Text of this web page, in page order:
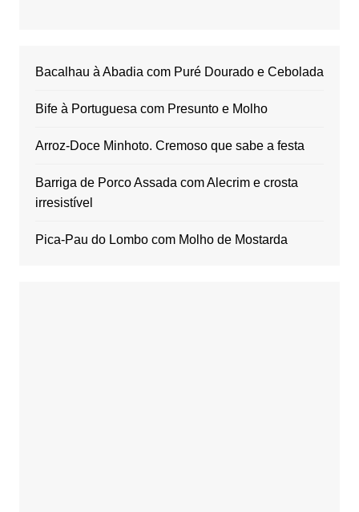
Bacalhau à Abadia com Puré Dourado e Cebolada
Bife à Portuguesa com Presunto e Molho
Arroz-Doce Minhoto. Cremoso que sabe a festa
Barriga de Porco Assada com Alecrim e crosta
irresistível
Pica-Pau do Lombo com Molho de Mostarda